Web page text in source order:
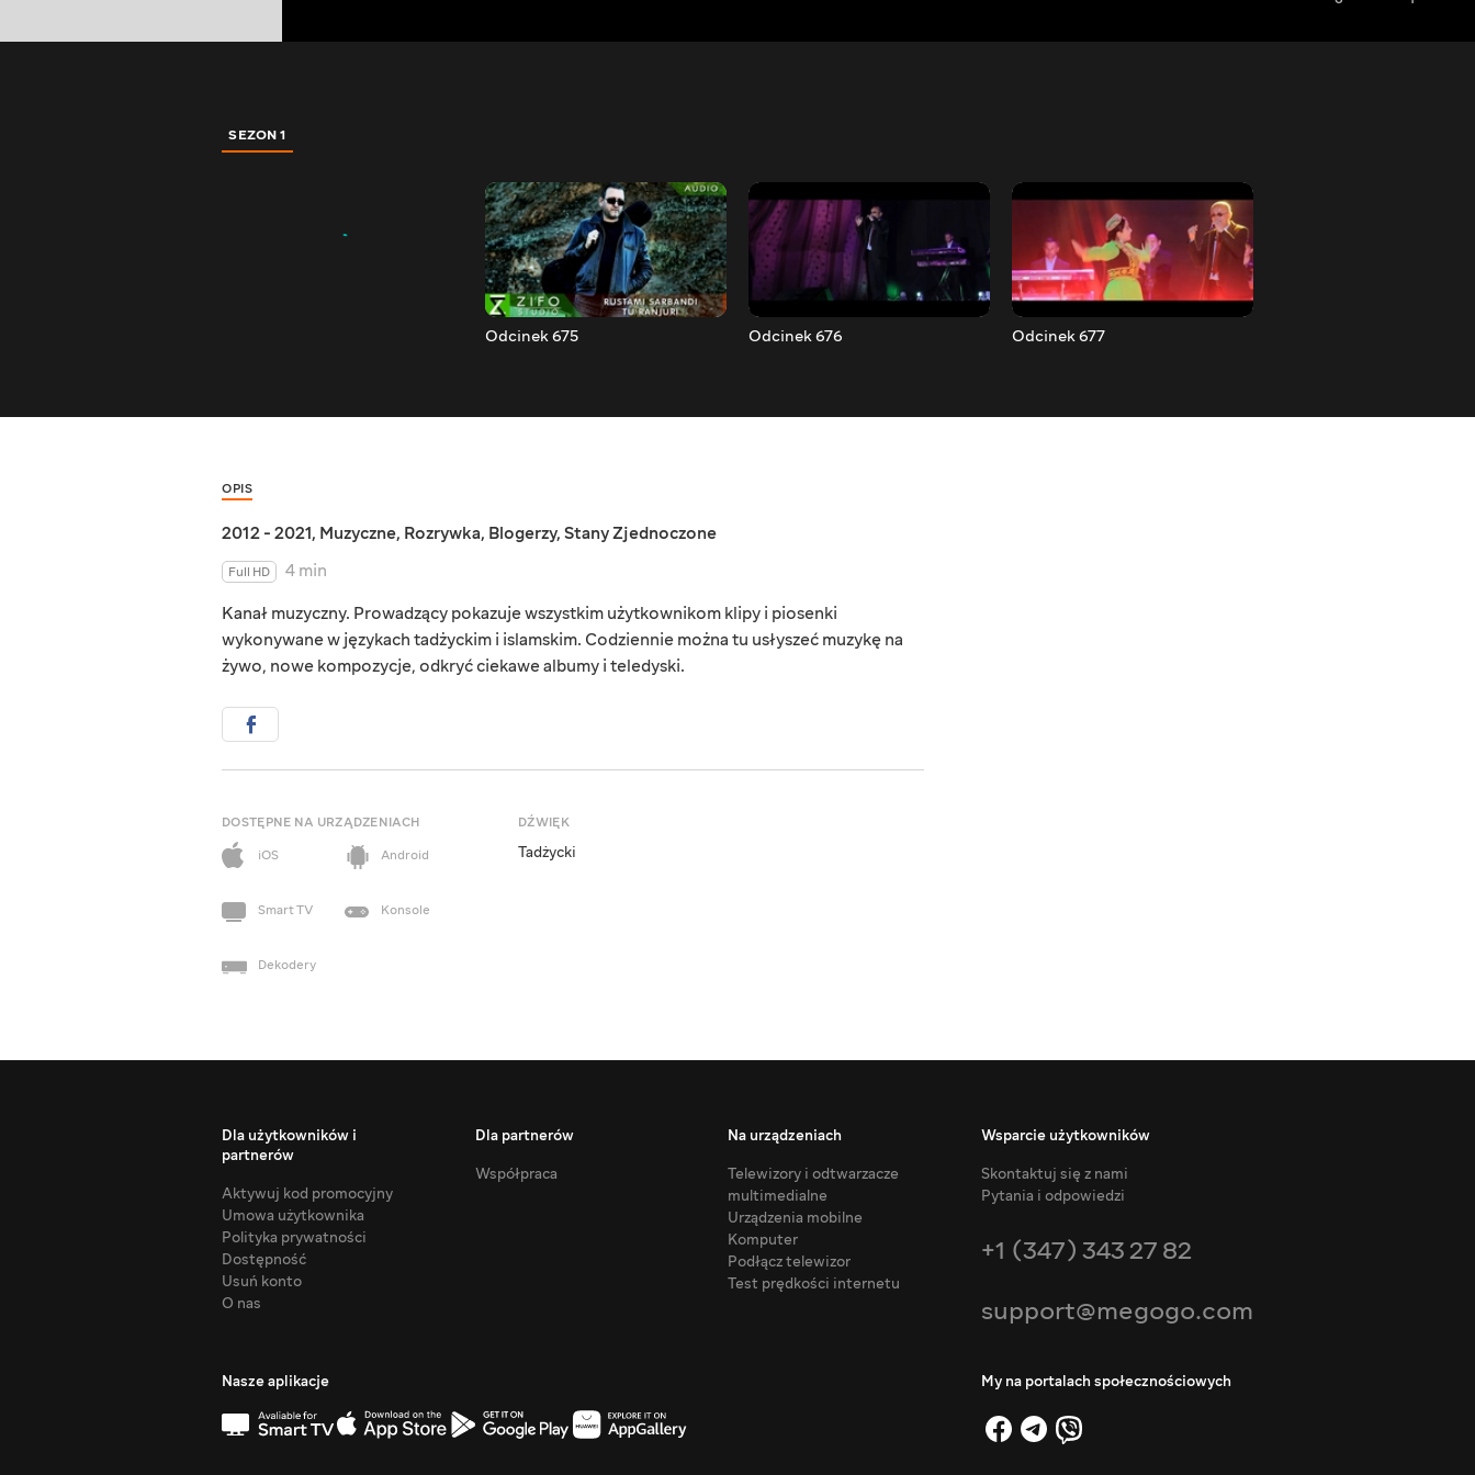
SEZON 1
Odcinek 675 Odcinek 676 Odcinek 677
OPIS
2012 - 2021, Muzyczne, Rozrywka, Blogerzy, Stany Zjednoczone
Full HD
4 min
Kanał muzyczny. Prowadzący pokazuje wszystkim użytkownikom klipy i piosenki
wykonywane w językach tadżyckim i islamskim. Codziennie można tu usłyszeć muzykę na
żywo, nowe kompozycje, odkryć ciekawe albumy i teledyski.
DOSTĘPNE NA URZĄDZENIACH
iOS
Android
Smart TV Konsole
Dekodery
DŹWIĘK
Tadżycki
Dla użytkowników i
partnerów
Aktywuj kod promocyjny
Umowa użytkownika
Polityka prywatności
Dostępność
Usuń konto
O nas
Dla partnerów
Współpraca
Na urządzeniach
Telewizory i odtwarzacze
multimedialne
Urządzenia mobilne
Komputer
Podłącz telewizor
Test prędkości internetu
Wsparcie użytkowników
Skontaktuj się z nami
Pytania i odpowiedzi
+1 (347) 343 27 82
support@megogo.com
Nasze aplikacje My na portalach społecznościowych